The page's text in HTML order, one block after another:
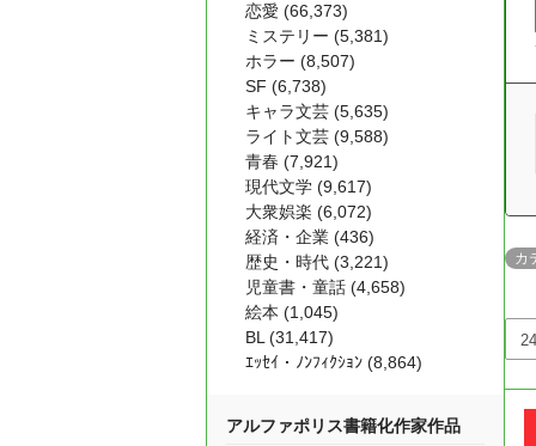
カ
恋愛 (66,373)
ミステリー (5,381)
ホラー (8,507)
SF (6,738)
キャラ文芸 (5,635)
ライト文芸 (9,588)
青春 (7,921)
現代文学 (9,617)
大衆娯楽 (6,072)
経済・企業 (436)
歴史・時代 (3,221)
児童書・童話 (4,658)
絵本 (1,045)
BL (31,417)
ｴｯｾｲ・ﾉﾝﾌｨｸｼｮﾝ (8,864)
アルファポリス書籍化作家作品